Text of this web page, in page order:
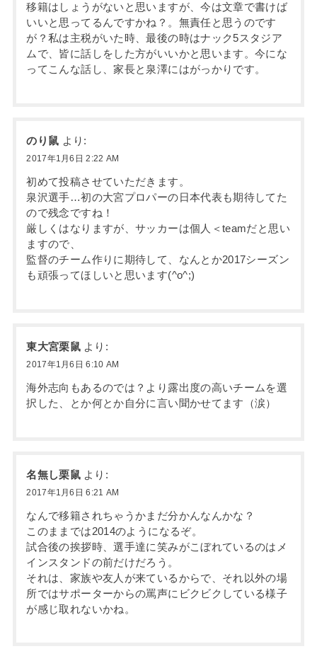
移籍はしょうがないと思いますが、今は文章で書けば
いいと思ってるんですかね？。無責任と思うのです
が？私は主税がいた時、最後の時はナック5スタジア
ムで、皆に話しをした方がいいかと思います。今にな
ってこんな話し、家長と泉澤にはがっかりです。
のり鼠 より:
2017年1月6日 2:22 AM
初めて投稿させていただきます。
泉沢選手…初の大宮プロパーの日本代表も期待してた
ので残念ですね！
厳しくはなりますが、サッカーは個人＜teamだと思い
ますので、
監督のチーム作りに期待して、なんとか2017シーズン
も頑張ってほしいと思います(^o^;)
東大宮栗鼠 より:
2017年1月6日 6:10 AM
海外志向もあるのでは？より露出度の高いチームを選
択した、とか何とか自分に言い聞かせてます（涙）
名無し栗鼠 より:
2017年1月6日 6:21 AM
なんで移籍されちゃうかまだ分かんなんかな？
このままでは2014のようになるぞ。
試合後の挨拶時、選手達に笑みがこぼれているのはメ
インスタンドの前だけだろう。
それは、家族や友人が来ているからで、それ以外の場
所ではサポーターからの罵声にビクビクしている様子
が感じ取れないかね。